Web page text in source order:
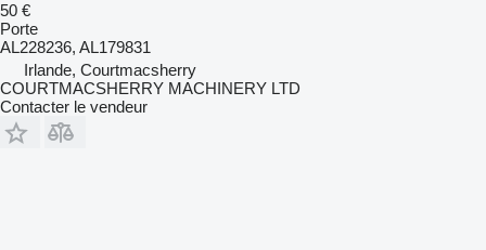
50 €
Porte
AL228236, AL179831
Irlande, Courtmacsherry
COURTMACSHERRY MACHINERY LTD
Contacter le vendeur